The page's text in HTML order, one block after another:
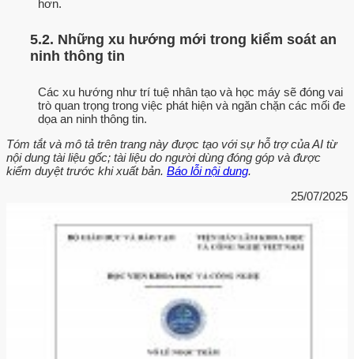
hơn.
5.2. Những xu hướng mới trong kiểm soát an
ninh thông tin
Các xu hướng như trí tuệ nhân tạo và học máy sẽ đóng vai
trò quan trọng trong việc phát hiện và ngăn chặn các mối đe
dọa an ninh thông tin.
Tóm tắt và mô tả trên trang này được tạo với sự hỗ trợ của AI từ
nội dung tài liệu gốc; tài liệu do người dùng đóng góp và được
kiểm duyệt trước khi xuất bản. Báo lỗi nội dung.
25/07/2025